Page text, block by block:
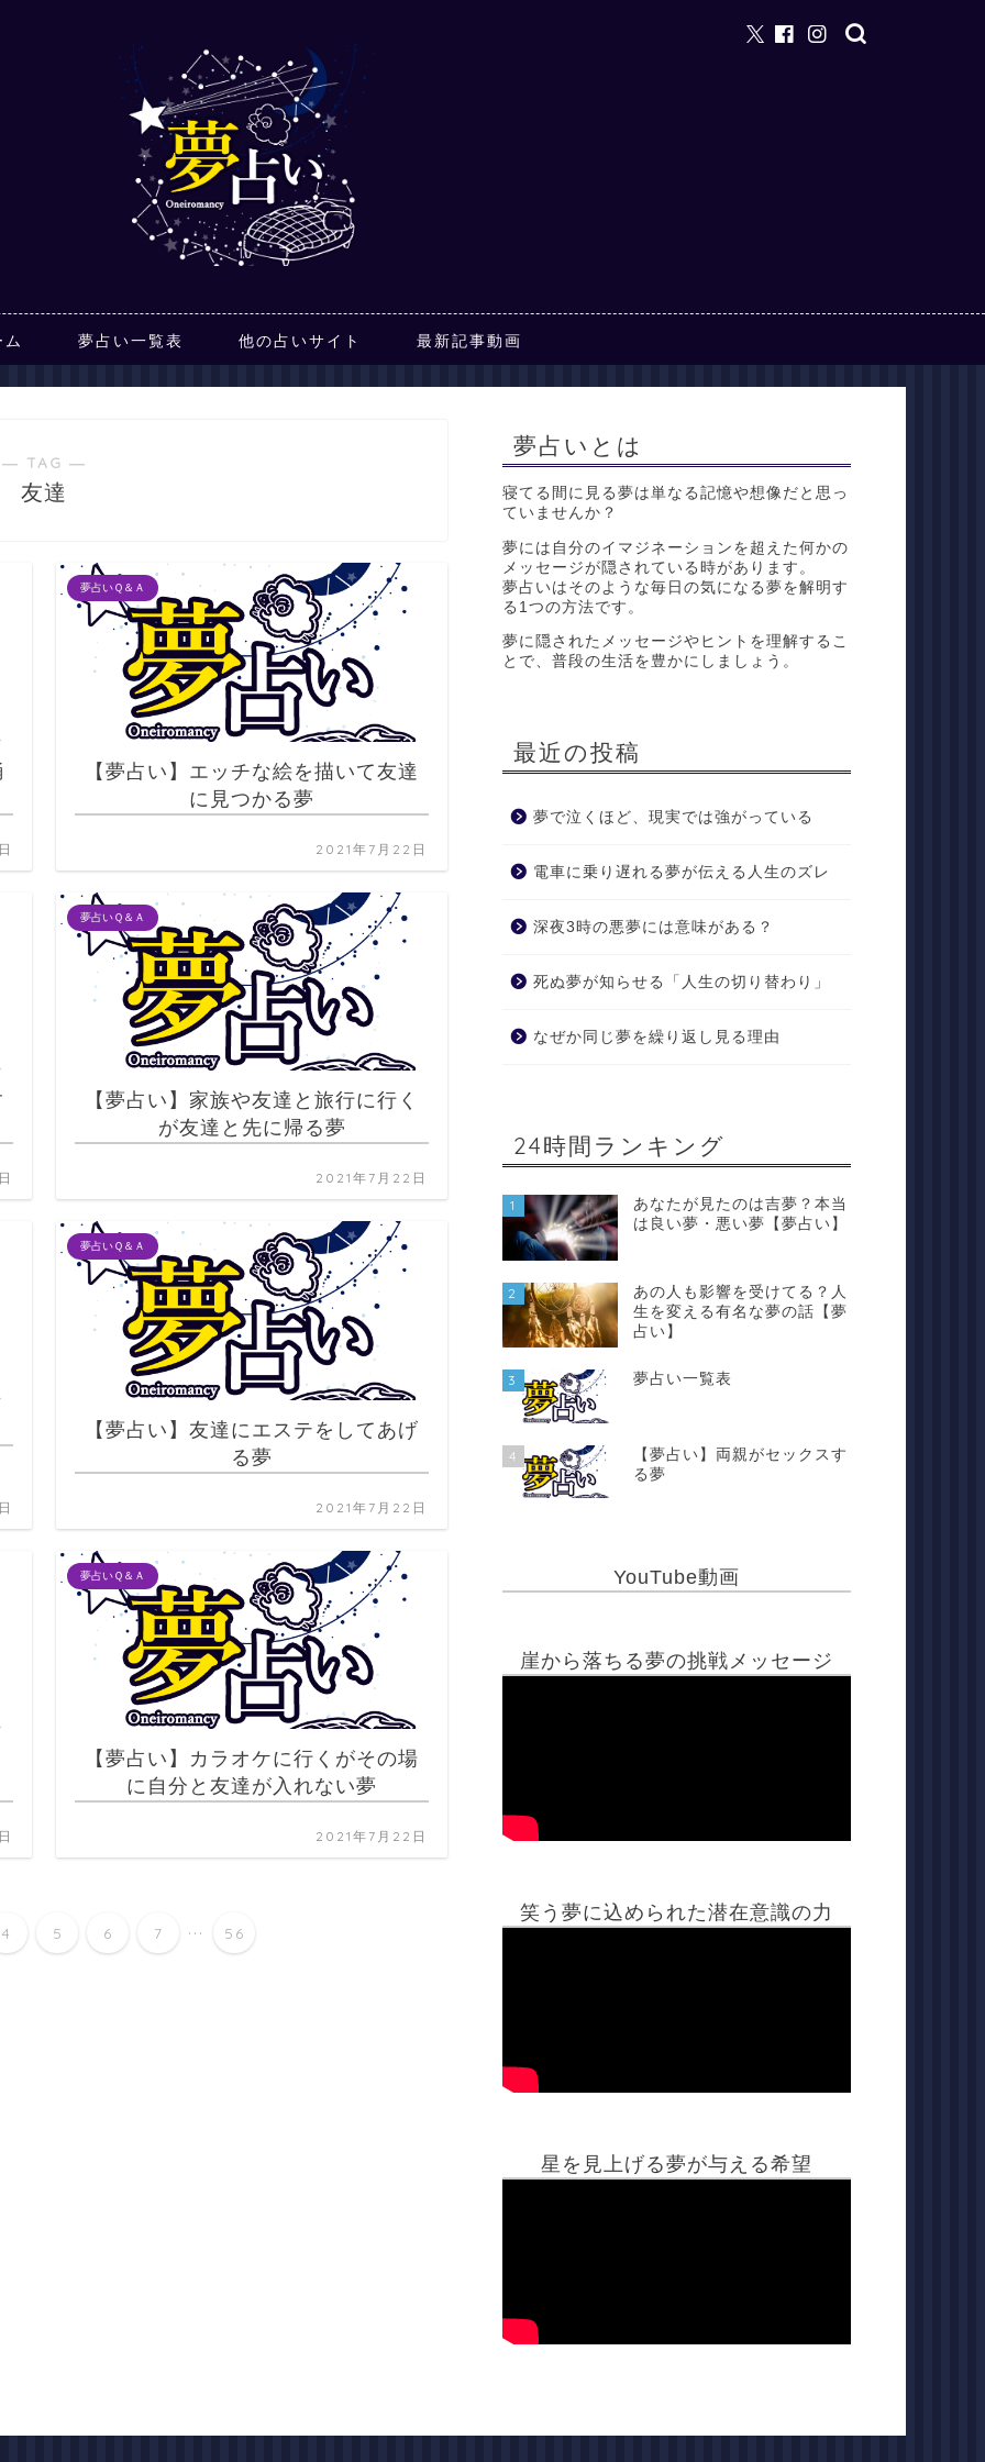
ム 夢占い一覧表 他の占いサイト 最新記事動画
― TAG ―
友達
夢占いＱ＆Ａ
【夢占い】エッチな絵を描いて友達
に見つかる夢
2021年7月22日
夢占いＱ＆Ａ
【夢占い】家族や友達と旅行に行く
が友達と先に帰る夢
2021年7月22日
夢占いＱ＆Ａ
【夢占い】友達にエステをしてあげ
る夢
2021年7月22日
夢占いＱ＆Ａ
【夢占い】カラオケに行くがその場
に自分と友達が入れない夢
2021年7月22日
4 5 6 7 ... 56
夢占いとは
寝てる間に見る夢は単なる記憶や想像だと思っ
ていませんか？
夢には自分のイマジネーションを超えた何かの
メッセージが隠されている時があります。
夢占いはそのような毎日の気になる夢を解明す
る1つの方法です。
夢に隠されたメッセージやヒントを理解するこ
とで、普段の生活を豊かにしましょう。
最近の投稿
夢で泣くほど、現実では強がっている
電車に乗り遅れる夢が伝える人生のズレ
深夜3時の悪夢には意味がある？
死ぬ夢が知らせる「人生の切り替わり」
なぜか同じ夢を繰り返し見る理由
24時間ランキング
1
あなたが見たのは吉夢？本当
は良い夢・悪い夢【夢占い】
2
あの人も影響を受けてる？人
生を変える有名な夢の話【夢
占い】
3 夢占い一覧表
4
【夢占い】両親がセックスす
る夢
YouTube動画
崖から落ちる夢の挑戦メッセージ
笑う夢に込められた潜在意識の力
星を見上げる夢が与える希望